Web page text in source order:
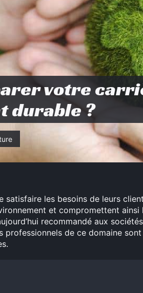
votre
durable ?
les besoins de leurs
et compromettent
recommandé aux
professionnels de ce domaine